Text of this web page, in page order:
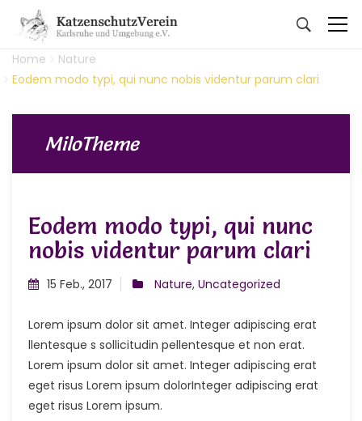
Home
Nature
Eodem modo typi, qui nunc nobis videntur parum clari
MiloTheme
Eodem modo typi, qui nunc
nobis videntur parum clari
15 Feb., 2017 Nature, Uncategorized
Lorem ipsum dolor sit amet. Integer adipiscing erat
llentesque s sollicitudin pellentesque et non erat.
Lorem ipsum dolor sit amet. Integer adipiscing erat
eget risus Lorem ipsum dolorInteger adipiscing erat
eget risus Lorem ipsum.